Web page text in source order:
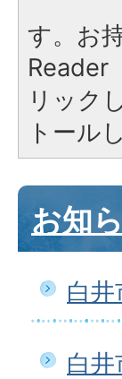
す。お
Reader
リック
トール
お知
白
白